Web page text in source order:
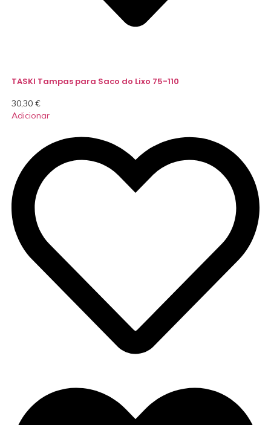
TASKI Tampas para Saco do Lixo 75-110
30,30 €
Adicionar